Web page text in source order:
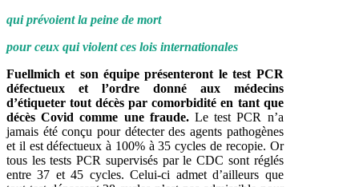
qui prévoient la peine de mort
pour ceux qui violent ces lois internationales
Fuellmich et son équipe présenteront le test PCR
défectueux et l’ordre donné aux médecins
d’étiqueter tout décès par comorbidité en tant que
décès Covid comme une fraude.Le test PCR n’a
jamais été conçu pour détecter des agents pathogènes
et il est défectueux à 100% à 35 cycles de recopie. Or
tous les tests PCR supervisés par le CDC sont réglés
entre 37 et 45 cycles. Celui-ci admet d’ailleurs que